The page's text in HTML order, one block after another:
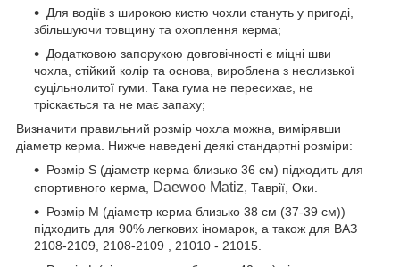
Для водіїв з широкою кистю чохли стануть у пригоді,
збільшуючи товщину та охоплення керма;
Додатковою запорукою довговічності є міцні шви
чохла, стійкий колір та основа, вироблена з неслизької
суцільнолитої гуми. Така гума не пересихає, не
тріскається та не має запаху;
Визначити правильний розмір чохла можна, вимірявши
діаметр керма. Нижче наведені деякі стандартні розміри:
Розмір S (діаметр керма близько 36 см) підходить для
спортивного керма,
Daewoo Matiz, Таврії, Оки.
Розмір М (діаметр керма близько 38 см (37-39 см))
підходить для 90% легкових іномарок, а також для ВАЗ
2108-2109, 2108-2109 , 21010 - 21015.